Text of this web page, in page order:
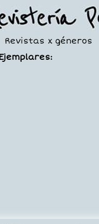
Revistas x géneros